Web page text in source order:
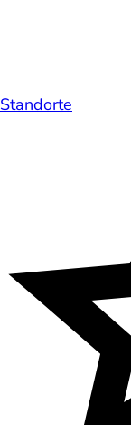
Standorte